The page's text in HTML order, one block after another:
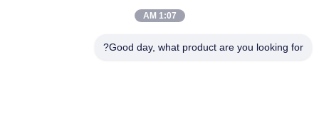
KL-C2PP Flowserve ISC2PP Cartridge Type Mechanical Seal
1:07 AM
Good day, what product are you looking for?